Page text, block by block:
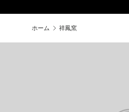
ホーム 祥鳳窯